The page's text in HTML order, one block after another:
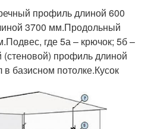
профиль длиной 600
3700 мм.Продольный
где 5а – крючок; 5б –
профиль длиной
базисном потолке.Кусок